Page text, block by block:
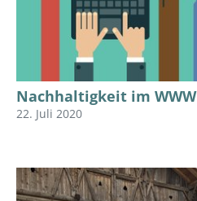
Nachhaltigkeit im WWW
22. Juli 2020